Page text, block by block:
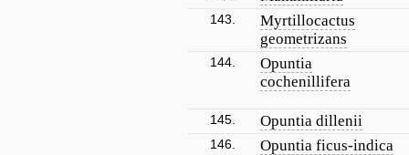
143.
Myrtillocactus
geometrizans
144.
Opuntia
cochenillifera
145. Opuntia dillenii
146. Opuntia ficus-indica